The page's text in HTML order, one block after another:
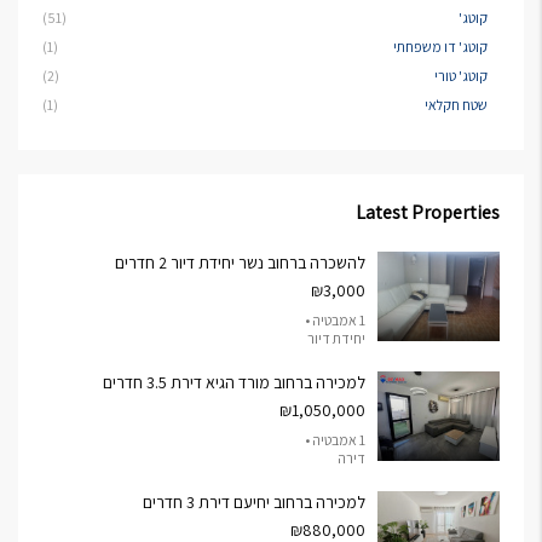
קוטג'
(51)
קוטג' דו משפחתי
(1)
קוטג' טורי
(2)
שטח חקלאי
(1)
Latest Properties
להשכרה ברחוב נשר יחידת דיור 2 חדרים
₪3,000
1 אמבטיה •
יחידת דיור
למכירה ברחוב מורד הגיא דירת 3.5 חדרים
₪1,050,000
1 אמבטיה •
דירה
למכירה ברחוב יחיעם דירת 3 חדרים
₪880,000